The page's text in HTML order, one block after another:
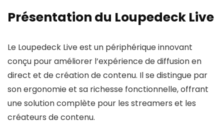
Présentation du Loupedeck Live
Le Loupedeck Live est un périphérique innovant
conçu pour améliorer l’expérience de diffusion en
direct et de création de contenu. Il se distingue par
son ergonomie et sa richesse fonctionnelle, offrant
une solution complète pour les streamers et les
créateurs de contenu.